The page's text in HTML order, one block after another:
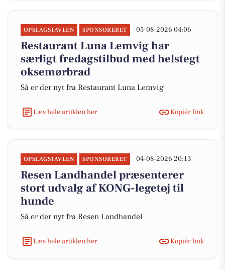
OPSLAGSTAVLEN SPONSORERET 05-08-2026 04:06
Restaurant Luna Lemvig har
særligt fredagstilbud med helstegt
oksemørbrad
Så er der nyt fra Restaurant Luna Lemvig
Læs hele artiklen her Kopiér link
OPSLAGSTAVLEN SPONSORERET 04-08-2026 20:13
Resen Landhandel præsenterer
stort udvalg af KONG-legetøj til
hunde
Så er der nyt fra Resen Landhandel
Læs hele artiklen her Kopiér link